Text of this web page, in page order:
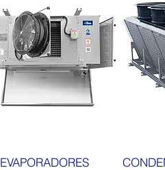
EVAPORADORES